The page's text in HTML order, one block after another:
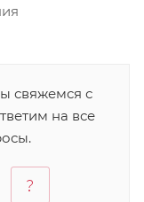
свяжемся с
на все